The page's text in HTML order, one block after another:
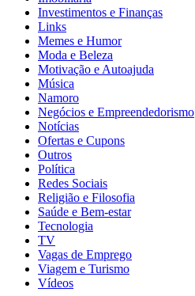
Investimentos e Finanças
Links
Memes e Humor
Moda e Beleza
Motivação e Autoajuda
Música
Namoro
Negócios e Empreendedorismo
Notícias
Ofertas e Cupons
Outros
Política
Redes Sociais
Religião e Filosofia
Saúde e Bem-estar
Tecnologia
TV
Vagas de Emprego
Viagem e Turismo
Vídeos